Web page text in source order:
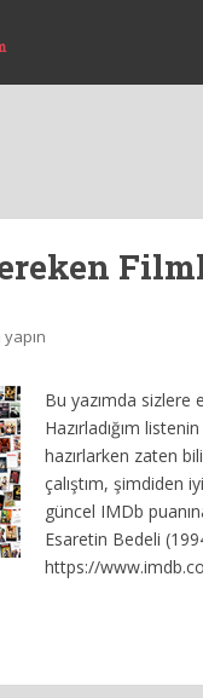
Bu yazımda sizlere
Hazırladığım
hazırlarken zaten
çalıştım, şimdiden
güncel IMDb
Esaretin Bedeli
https://